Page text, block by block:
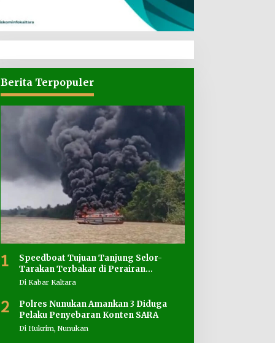
Berita Terpopuler
1
Speedboat Tujuan Tanjung Selor-
Tarakan Terbakar di Perairan
Salimbatu
Di Kabar Kaltara
2
Polres Nunukan Amankan 3 Diduga
Pelaku Penyebaran Konten SARA
Di Hukrim, Nunukan